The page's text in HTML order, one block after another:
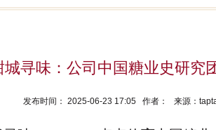
城寻味：公司中国糖业史研究
发布时间： 2025-06-23 17:05 作者： 来源：